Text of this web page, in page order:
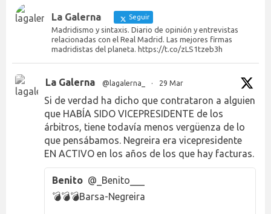
La Galerna Seguir
Madridismo y sintaxis. Diario de opinión y entrevistas
relacionadas con el Real Madrid. Las mejores firmas
madridistas del planeta. https://t.co/zLS1tzeb3h
La Galerna @lagalerna_ · 29 Mar
Si de verdad ha dicho que contrataron a alguien
que HABÍA SIDO VICEPRESIDENTE de los
árbitros, tiene todavía menos vergüenza de lo
que pensábamos. Negreira era vicepresidente
EN ACTIVO en los años de los que hay facturas.
Benito @_Benito___
💣💣💣Barsa-Negreira